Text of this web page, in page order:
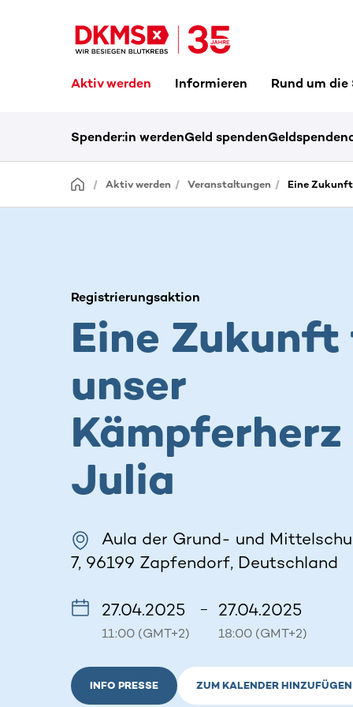
Aktiv werden Informieren Rund um die
Spender:in werdenGeld spenden
Aktiv werden Veranstaltungen Eine
Registrierungsaktion
Eine
unser
Kämpferherz
Julia
Aula der Grund- und
7, 96199 Zapfendorf, Deutschland
27.04.2025
11:00 (GMT+2)
– 27.04.2025
18:00 (GMT+2)
INFO PRESSE ZUM KALENDER HINZUFÜGEN